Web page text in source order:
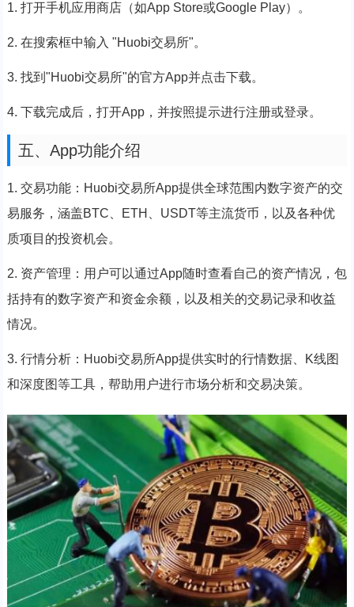
1. 打开手机应用商店（如App Store或Google Play）。
2. 在搜索框中输入 "Huobi交易所"。
3. 找到"Huobi交易所"的官方App并点击下载。
4. 下载完成后，打开App，并按照提示进行注册或登录。
五、App功能介绍
1. 交易功能：Huobi交易所App提供全球范围内数字资产的交
易服务，涵盖BTC、ETH、USDT等主流货币，以及各种优
质项目的投资机会。
2. 资产管理：用户可以通过App随时查看自己的资产情况，包
括持有的数字资产和资金余额，以及相关的交易记录和收益
情况。
3. 行情分析：Huobi交易所App提供实时的行情数据、K线图
和深度图等工具，帮助用户进行市场分析和交易决策。